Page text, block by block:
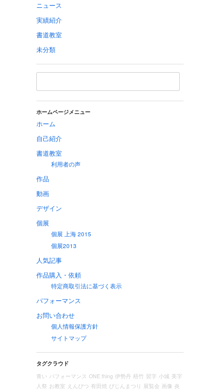
ニュース
実績紹介
書道教室
未分類
ホームページメニュー
ホーム
自己紹介
書道教室
利用者の声
作品
動画
デザイン
個展
個展 上海 2015
個展2013
人気記事
作品購入・依頼
特定商取引法に基づく表示
パフォーマンス
お問い合わせ
個人情報保護方針
サイトマップ
タグクラウド
青い パフォーマンス ONE thing 伊勢丹 梧竹 習字 小城 美字
人祭 お教室 えんぴつ 有田焼 びじんまつり 展覧会 画像 炎